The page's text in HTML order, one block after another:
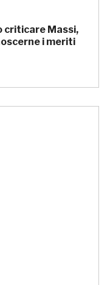
criticare Massi,
i meriti